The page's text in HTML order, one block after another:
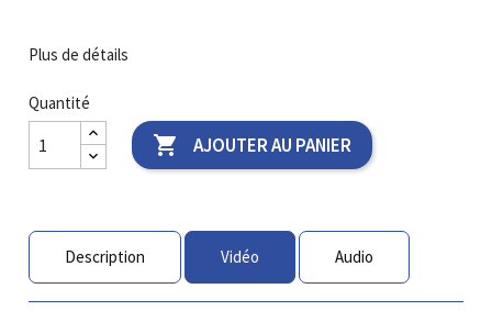
Plus de détails
Quantité
 AJOUTER AU PANIER
Description Vidéo Audio